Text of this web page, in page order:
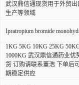
武汉鼎信通现货用于外贸出
生产等领域
Ipratropium bromide
1KG 5KG 10KG 25KG
1000KG 武汉鼎信通药业优
货 订购请联系董浩 下单后
期稳定供应